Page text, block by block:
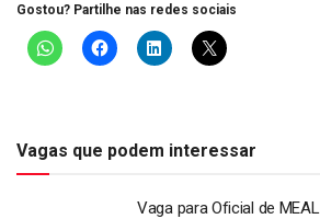
Gostou? Partilhe nas redes sociais
Vagas que podem interessar
Vaga para Oficial de